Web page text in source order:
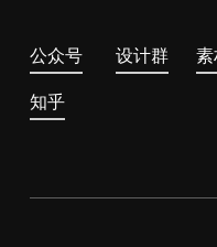
公众号 设计群
知乎